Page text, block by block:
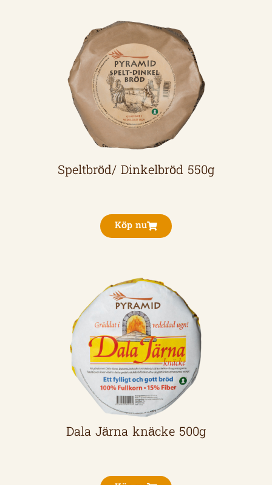
Speltbröd/ Dinkelbröd 550g
Köp nu
Dala Järna knäcke 500g